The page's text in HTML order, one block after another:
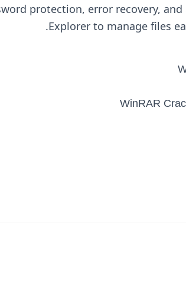
protection, error recovery,
Explorer to manage files
WinRAR